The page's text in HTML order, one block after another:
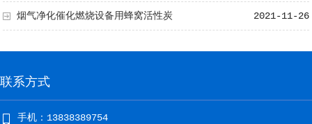
2021-11-26
烟气净化催化燃烧设备用蜂窝活性炭
联系方式
手机：13838389754